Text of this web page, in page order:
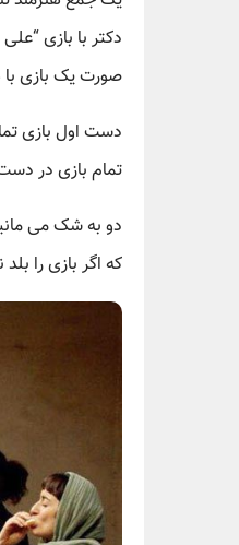
دکتر با بازی
صورت یک بازی با
دست اول بازی
تمام بازی در
دو به شک می
که اگر بازی را